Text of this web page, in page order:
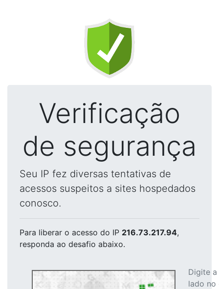
Verificação
de segurança
Seu IP fez diversas tentativas de
acessos suspeitos a sites hospedados
conosco.
Para liberar o acesso do IP 216.73.217.94,
responda ao desafio abaixo.
Digite
lado no